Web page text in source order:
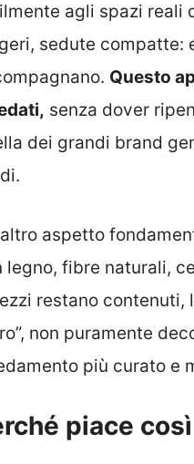
agli spazi reali
sedute compatte:
Questo
senza dover
dei grandi brand
aspetto
legno, fibre naturali,
restano contenuti,
non puramente
più curato e
piace